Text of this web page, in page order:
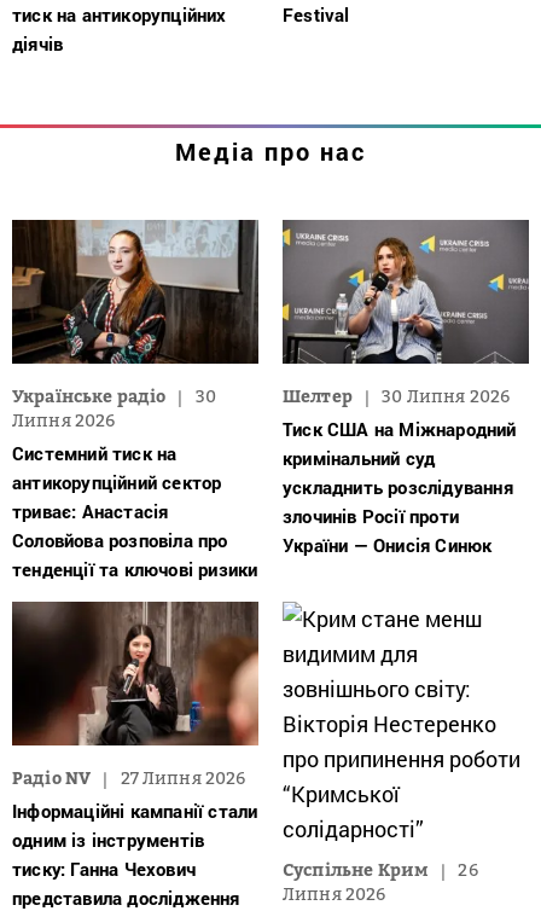
тиск на антикорупційних
діячів
Festival
Медіа про нас
Українське радіо
30
Липня 2026
Системний тиск на
антикорупційний сектор
триває: Анастасія
Соловйова розповіла про
тенденції та ключові ризики
Шелтер 30 Липня 2026
Тиск США на Міжнародний
кримінальний суд
ускладнить розслідування
злочинів Росії проти
України — Онисія Синюк
Радіо NV 27 Липня 2026
Інформаційні кампанії стали
одним із інструментів
тиску: Ганна Чехович
представила дослідження
Суспільне Крим
26
Липня 2026